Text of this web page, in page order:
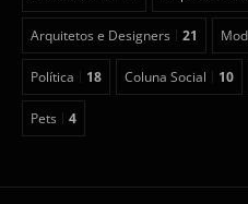
Arquitetos e Designers 21
Política 18 Coluna Social 10
Pets 4